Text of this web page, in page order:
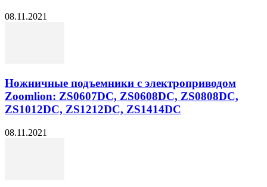
08.11.2021
Ножничные подъемники с электроприводом
Zoomlion: ZS0607DC, ZS0608DC, ZS0808DC,
ZS1012DC, ZS1212DC, ZS1414DC
08.11.2021